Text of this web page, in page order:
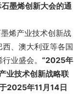
墨烯创新大会的通
烯产业技术创新战
、澳大利亚等各国
业盛会。 “2025年
业技术创新战略联
2025年11 月 14日